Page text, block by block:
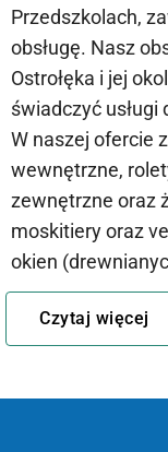
Przedszkolach,
obsługę. Nasz
Ostrołęka i jej
świadczyć usługi
W naszej ofercie
wewnętrzne,
zewnętrzne oraz
moskitiery oraz
okien
Czytaj więcej